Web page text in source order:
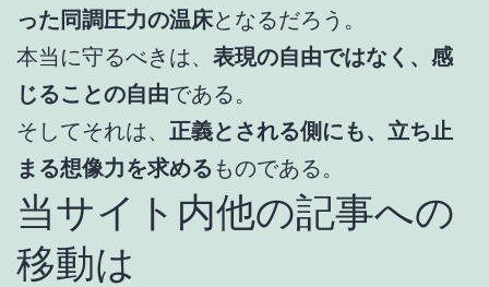
った同調圧力の温床となるだろう。
本当に守るべきは、 表現の自由ではなく、感
じることの自由である。
そしてそれは、 正義とされる側にも、立ち止
まる想像力を求める ものである。
当サイト内他の記事への
移動は